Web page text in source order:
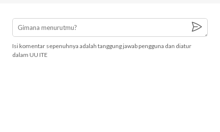
Isi komentar sepenuhnya adalah tanggung jawab pengguna dan diatur
dalam UU ITE